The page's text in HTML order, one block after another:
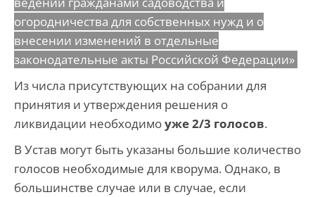
огородничества для собственных нужд и о
внесении изменений в отдельные
законодательные акты Российской Федерации»
Из числа присутствующих на собрании для
принятия и утверждения решения о
ликвидации необходимоуже 2/3 голосов.
В Устав могут быть указаны большие количество
голосов необходимые для кворума. Однако, в
большинстве случае или в случае, если